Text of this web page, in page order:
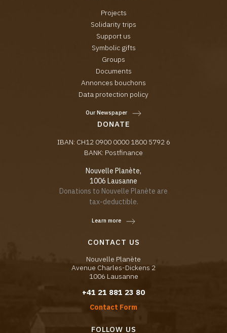
Projects
Solidarity trips
Support us
Symbolic gifts
Groups
Documents
Annonces bouchons
Data protection policy
Our Newspaper
DONATE
IBAN: CH12 0900 0000 1800 5792 6
BANK: Postfinance
Nouvelle Planète,
1006 Lausanne
Donations to Nouvelle Planète are
tax-deductible.
Learn more
CONTACT US
Nouvelle Planète
Avenue Charles-Dickens 2
1006 Lausanne
+41 21 881 23 80
Contact Form
FOLLOW US